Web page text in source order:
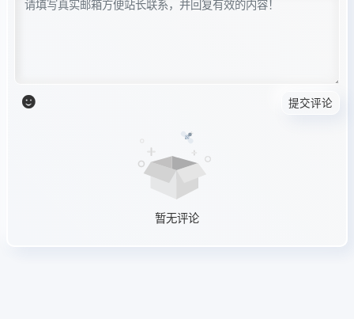
});
bind(player, 'ended', function () {
})(window, document);</script>
提交评论
暂无评论